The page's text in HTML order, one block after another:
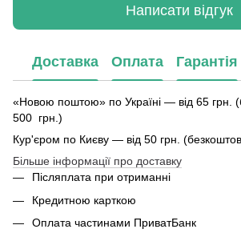
Написати відгук
Доставка Оплата Гарантія
«Новою поштою» по Україні — від 65 грн.
500 грн.)
Кур'єром по Києву — від 50 грн.
Більше інформації про доставку
Післяплата при отриманні
Кредитною карткою
Оплата частинами ПриватБанк